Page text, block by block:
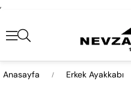
,
Anasayfa Erkek Ayakkabı